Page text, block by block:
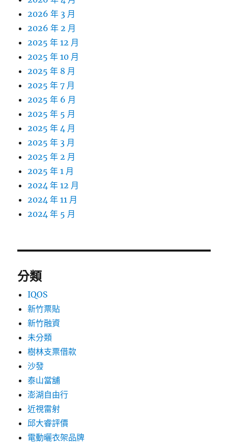
2026 年 3 月
2026 年 2 月
2025 年 12 月
2025 年 10 月
2025 年 8 月
2025 年 7 月
2025 年 6 月
2025 年 5 月
2025 年 4 月
2025 年 3 月
2025 年 2 月
2025 年 1 月
2024 年 12 月
2024 年 11 月
2024 年 5 月
分類
IQOS
新竹票貼
新竹融資
未分類
樹林支票借款
沙發
泰山當舖
澎湖自由行
近視雷射
邱大睿評價
電動曬衣架品牌